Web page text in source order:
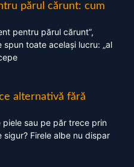
părul cărunt: cum
pentru părul cărunt”,
toate același lucru: „al
alternativă fără
sau pe păr trece prin
Firele albe nu dispar